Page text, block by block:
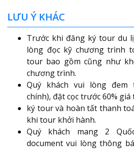
LƯU Ý KHÁC
Trước khi đăng ký tour du
lòng đọc kỹ chương trình
tour bao gồm cũng như
chương trình.
Quý khách vui lòng đem
chính), đặt cọc trước 60%
ký tour và hoàn tất thanh
khi tour khởi hành.
Quý khách mang 2
document vui lòng thông